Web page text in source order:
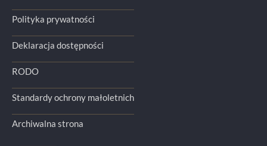
Polityka prywatności
Deklaracja dostępności
RODO
Standardy ochrony małoletnich
Archiwalna strona